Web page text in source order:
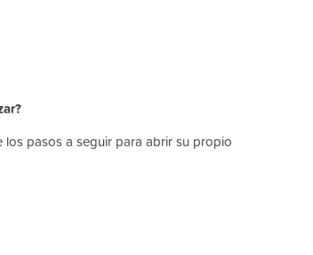
los pasos a seguir para abrir su propio